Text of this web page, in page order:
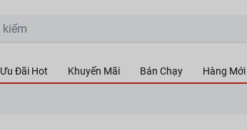
Ưu Đãi Hot Khuyến Mãi Bán Chạy Hàng Mới